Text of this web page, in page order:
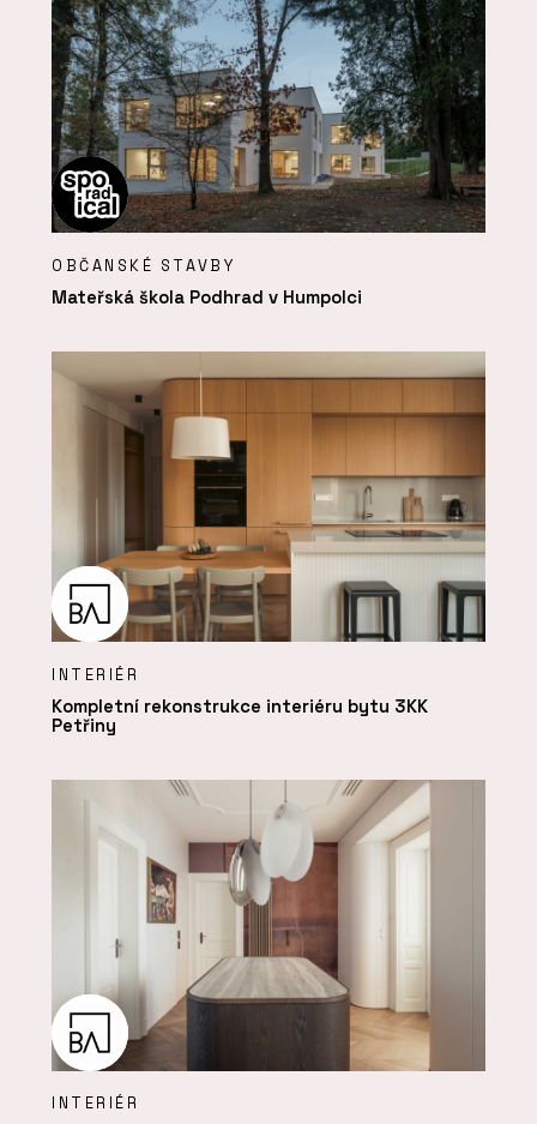
OBČANSKÉ STAVBY
Mateřská škola Podhrad v Humpolci
INTERIÉR
Kompletní rekonstrukce interiéru bytu 3KK
Petřiny
INTERIÉR